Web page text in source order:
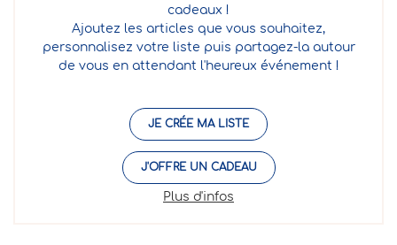
cadeaux !
Ajoutez les articles que vous souhaitez,
personnalisez votre liste puis partagez-la autour
de vous en attendant l'heureux événement !
JE CRÉE MA LISTE
J'OFFRE UN CADEAU
Plus d'infos